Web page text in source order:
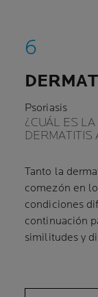
Psoriasis
¿CUÁL ES
DERMATITIS
Tanto la
comezón en
condiciones
continuación
similitudes y